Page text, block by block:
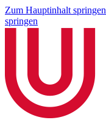
Zum Hauptinhalt springen
springen